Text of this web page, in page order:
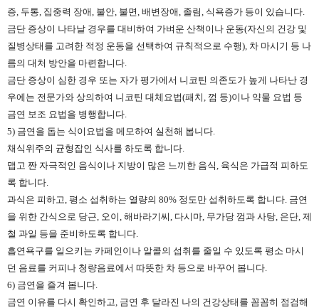
증, 두통, 집중력 장애, 불안, 불면, 배변장애, 졸림, 식욕증가 등이 있습니다.
금단 증상이 나타날 경우를 대비하여 가벼운 산책이나 운동(자신의 건강 및
질병상태를 고려한 적정 운동을 선택하여 규칙적으로 수행), 차 마시기 등 나
름의 대처 방안을 마련합니다.
금단 증상이 심한 경우 또는 자가 평가에서 니코틴 의존도가 높게 나타난 경
우에는 전문가와 상의하여 니코틴 대체요법(패치, 껌 등)이나 약물 요법 등
금연 보조 요법을 병행합니다.
5) 금연을 돕는 식이요법을 메모하여 실천해 봅니다.
채식위주의 균형잡인 식사를 하도록 합니다.
맵고 짠 자극적인 음식이나 지방이 많은 느끼한 음식, 육식은 가급적 피하도
록 합니다.
과식은 피하고, 평소 섭취하는 열량의 80% 정도만 섭취하도록 합니다. 금연
을 위한 간식으로 당근, 오이, 해바라기씨, 다시마, 무가당 껌과 사탕, 은단, 제
철 과일 등을 준비하도록 합니다.
흡연욕구를 일으키는 카페인이나 알콜의 섭취를 줄일 수 있도록 평소 마시
던 음료를 커피나 청량음료에서 따뜻한 차 등으로 바꾸어 봅니다.
6) 금연을 즐겨 봅니다.
금연 이유를 다시 확인하고, 금연 후 달라진 나의 건강상태를 꼼꼼히 점검해